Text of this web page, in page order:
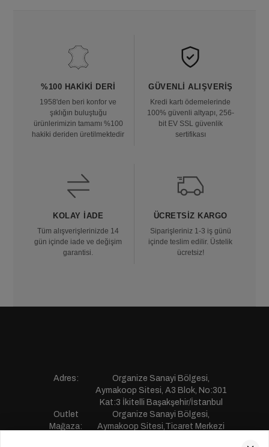
%100 HAKIKI DERI
1958'den beri konfor ve
şıklığın buluştuğu
ürünlerimizin tamamı %100
hakiki deriden üretilmektedir
GÜVENLI ALIŞVERIŞ
Kredi kartı ödemelerinde
100% güvenli altyapı, 256-
bit EV SSL güvenlik
sertifikası
KOLAY İADE
Tüm alışverişlerinizde 14
gün içinde iade ve değişim
garantisi.
ÜCRETSIZ KARGO
Siparişleriniz 1-3 iş günü
içinde teslim edilir. Üstelik
ücretsiz!
Adres:
Organize Sanayi Bölgesi,
Aymakoop Sitesi, A3 Blok, No:301
Kat:3 İkitelli Başakşehir/İstanbul
Outlet
Mağaza:
Organize Sanayi Bölgesi,
Aymakoop Sitesi,Ticaret Merkezi